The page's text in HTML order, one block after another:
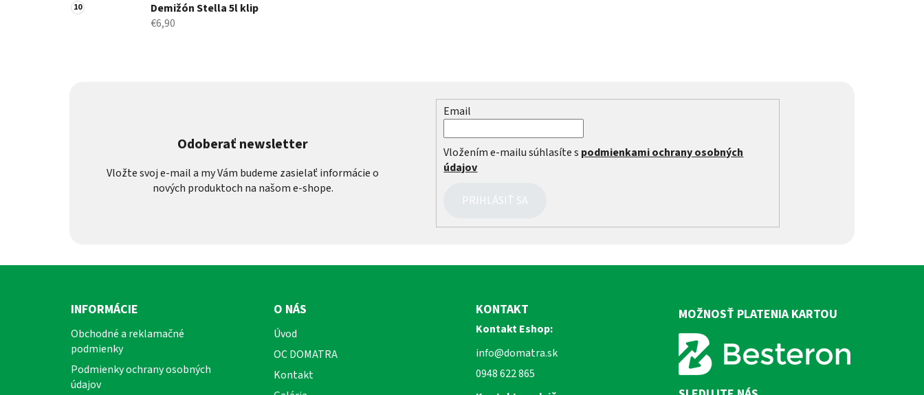
Demižón Stella 5l klip
€6,90
Odoberať newsletter
Vložte svoj e-mail a my Vám budeme zasielať informácie o
nových produktoch na našom e-shope.
Email
Vložením e-mailu súhlasíte s podmienkami ochrany osobných
údajov
PRIHLÁSIŤ SA
INFORMÁCIE
Obchodné a reklamačné
podmienky
Podmienky ochrany osobných
údajov
O NÁS
Úvod
OC DOMATRA
Kontakt
KONTAKT
Kontakt Eshop:
info@domatra.sk
0948 622 865
MOŽNOSŤ PLATENIA KARTOU